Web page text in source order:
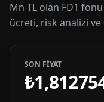
Mn TL olan FD1
ücreti, risk analizi
SON FİYAT